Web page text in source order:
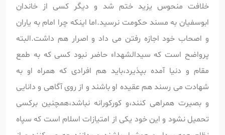
خلافت منحوس یزید ختم شد و دیگر کسی از خاندان
ابوسفیان به مسند حکومت نرسید.اما اینکه چرا امام به یاران
و اصحاب خود اجازه رفتن می داد و اصرار هم داشت.البته
پرواضح است که سیدالشهداء حاضر نبود کسی که به طمع
مقام و دنیا آمده بپذیرد،باید هم افرادی که همراه او به
شهادت می رسند هم عقیده او باشند و از روی آگاهی و دانایی
و بصیرت همراهی کنند،و کورکورانه نباشد،همچنین برکسی
تحمیل نشود و این خود یکی از امتیازات اسلام است که سپاه